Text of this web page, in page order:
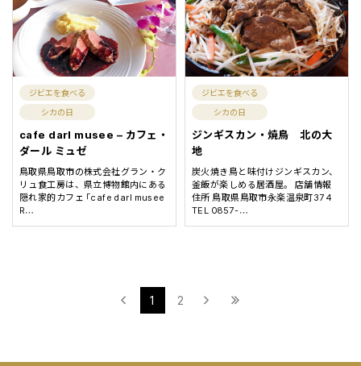
ジビエを食べる
シカの日
cafe darl musee – カフェ・
ダール ミュゼ
鳥取県鳥取市の株式会社グラン・ク
リュ食工房は、県立博物館内にある
隠れ家的カフェ「cafe darl musee
R…
ジビエを食べる
シカの日
ジンギスカン・焼鳥 北の大
地
炭火焼き鳥と味付けジンギスカン、
釜飯が楽しめる居酒屋。 店舗情報
住所 鳥取県鳥取市永楽温泉町374
TEL 0857-…
1 2